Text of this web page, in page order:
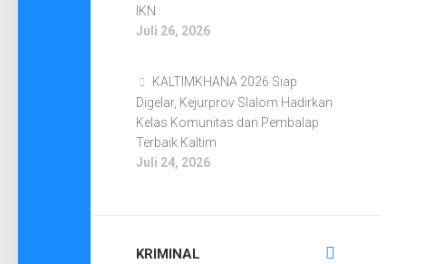
IKN
Juli 26, 2026
KALTIMKHANA 2026 Siap
Digelar, Kejurprov Slalom Hadirkan
Kelas Komunitas dan Pembalap
Terbaik Kaltim
Juli 24, 2026
KRIMINAL